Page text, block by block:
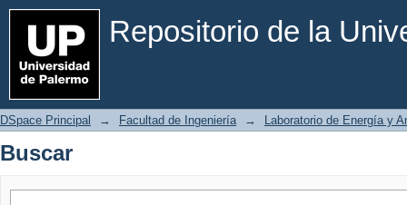
Repositorio de la
Buscar
DSpace Principal → Facultad de Ingeniería → Laboratorio de Energía y
Buscar